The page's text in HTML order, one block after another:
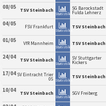
08/05 TSV Steinbach
Statistikk
SG Barockstadt
Fulda Lehnerz
04/05 FSV Frankfurt
Statistikk
TSV Steinbach
01/05 VfR Mannheim
Statistikk
TSV Steinbach
24/04 TSV Steinbach
Statistikk
SV Stuttgarter
Kickers
17/04 SV Eintracht Trier
05 Statistikk
TSV Steinbach
10/04 TSV Steinbach
Statistikk
SGV Freiberg